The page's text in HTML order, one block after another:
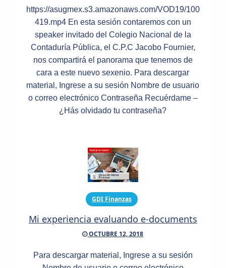
https://asugmex.s3.amazonaws.com/VOD19/100
419.mp4 En esta sesión contaremos con un
speaker invitado del Colegio Nacional de la
Contaduría Pública, el C.P.C Jacobo Fournier,
nos compartirá el panorama que tenemos de
cara a este nuevo sexenio. Para descargar
material, Ingrese a su sesión Nombre de usuario
o correo electrónico Contraseña Recuérdame –
¿Hás olvidado tu contraseña?
GDI Finanzas
Mi experiencia evaluando e-documents
OCTUBRE 12, 2018
Para descargar material, Ingrese a su sesión